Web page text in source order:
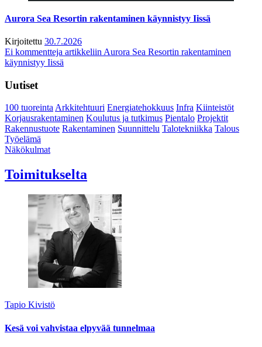
Aurora Sea Resortin rakentaminen käynnistyy Iissä
Kirjoitettu 30.7.2026
Ei kommentteja artikkeliin Aurora Sea Resortin rakentaminen
käynnistyy Iissä
Uutiset
100 tuoreintaArkkitehtuuri Energiatehokkuus Infra Kiinteistöt
Korjausrakentaminen Koulutus ja tutkimus Pientalo Projektit
Rakennustuote Rakentaminen Suunnittelu Talotekniikka Talous
Työelämä
Näkökulmat
Toimitukselta
Tapio Kivistö
Kesä voi vahvistaa elpyvää tunnelmaa